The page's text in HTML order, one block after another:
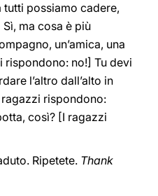
tutti possiamo cadere,
ma cosa è più
un’amica, una
rispondono: no!] Tu devi
l’altro dall’alto in
ragazzi rispondono:
così? [I ragazzi
Ripetete. Thank